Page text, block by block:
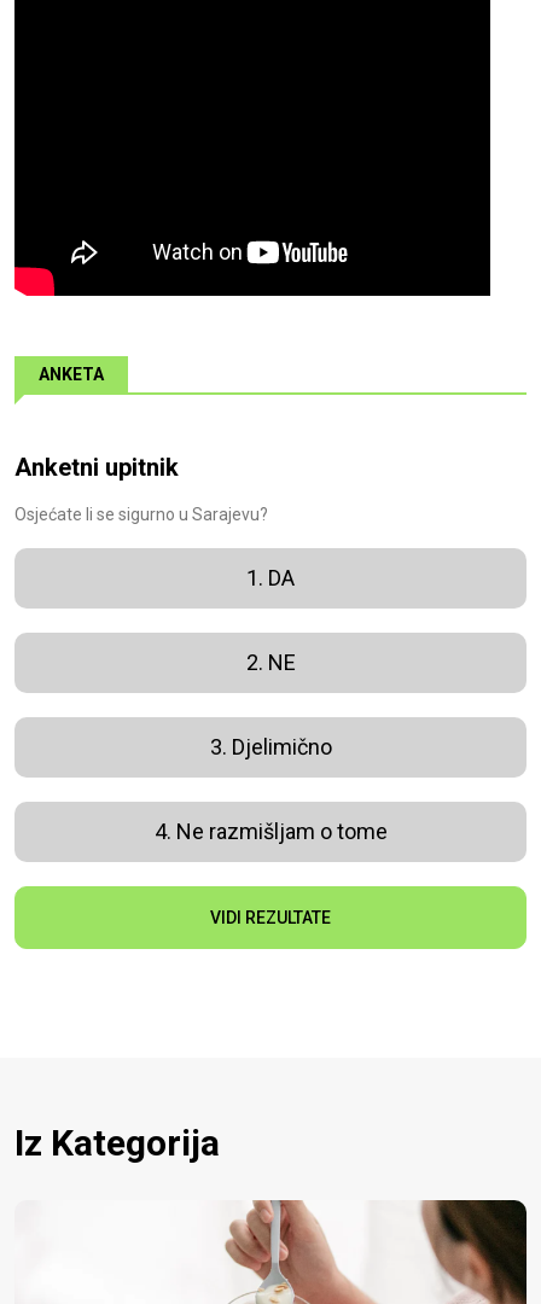
ANKETA
Anketni upitnik
Osjećate li se sigurno u Sarajevu?
1. DA
2. NE
3. Djelimično
4. Ne razmišljam o tome
VIDI REZULTATE
Iz Kategorija